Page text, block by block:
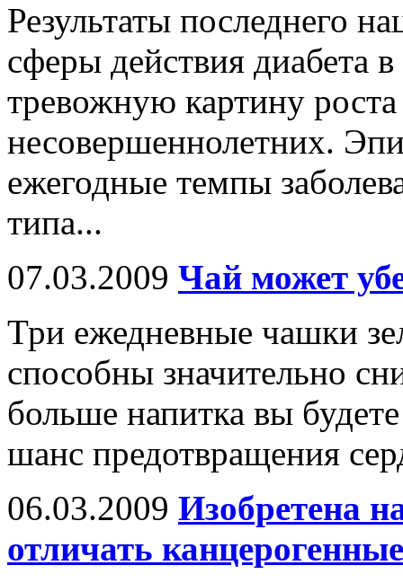
Результаты последнего
сферы действия диабета
тревожную картину роста
несовершеннолетних.
ежегодные темпы
типа...
07.03.2009 Чай может
Три ежедневные чашки
способны значительно
больше напитка вы
шанс предотвращения
06.03.2009 Изобретена
отличать